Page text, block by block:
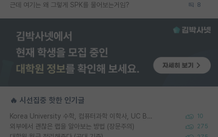
근데 여기는 왜 그렇게 SPK를 물어보는거임? 8
🔥 시선집중 핫한 인기글
Korea University 수학, 컴퓨터과학 이학사, UC Berkeley 산업공학 대학원 공학박사가 되는 것은 쉽지 않겠죠? 10
외부에서 괜찮은 랩을 알아보는 방법 (장문주의) 275